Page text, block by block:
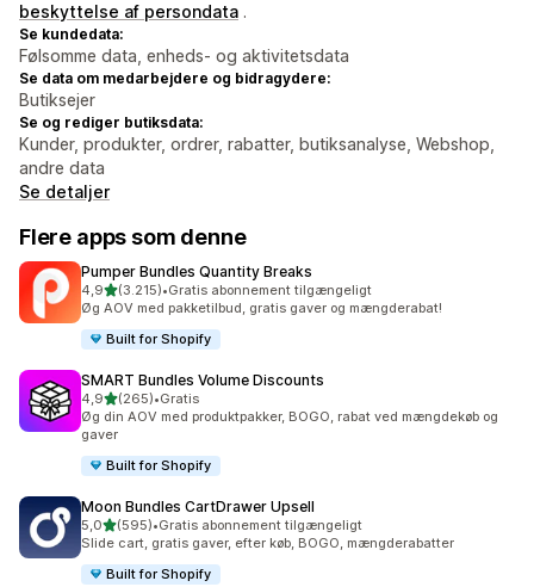
beskyttelse af persondata .
Se kundedata:
Følsomme data, enheds- og aktivitetsdata
Se data om medarbejdere og bidragydere:
Butiksejer
Se og rediger butiksdata:
Kunder, produkter, ordrer, rabatter, butiksanalyse, Webshop,
andre data
Se detaljer
Flere apps som denne
Pumper Bundles Quantity Breaks
4,9ud af 5 stjerner
(3.215)
3215 anmeldelser i alt
•Gratis abonnement tilgængeligt
Øg AOV med pakketilbud, gratis gaver og mængderabat!
Built for Shopify
SMART Bundles Volume Discounts
4,9ud af 5 stjerner
(265)
265 anmeldelser i alt
•Gratis
Øg din AOV med produktpakker, BOGO, rabat ved mængdekøb og
gaver
Built for Shopify
Moon Bundles CartDrawer Upsell
5,0ud af 5 stjerner
(595)
595 anmeldelser i alt
•Gratis abonnement tilgængeligt
Slide cart, gratis gaver, efter køb, BOGO, mængderabatter
Built for Shopify